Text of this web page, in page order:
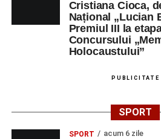
Cristiana Cioca,
Național „Lucian
Premiul III la
Concursului
Holocaustului”
PUBLICITATE
SPORT
SPORT acum 6 zile